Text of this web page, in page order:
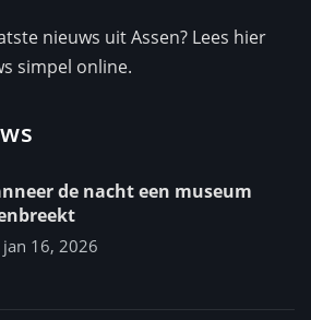
nieuws uit Assen? Lees hier
simpel online.
de nacht een museum
jan 16, 2026